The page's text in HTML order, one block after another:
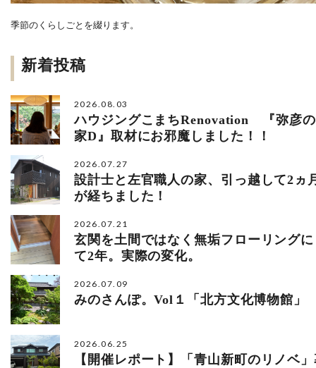
季節のくらしごとを綴ります。
新着投稿
2026.08.03
ハウジングこまちRenovation 『弥彦の
家D』取材にお邪魔しました！！
2026.07.27
設計士と左官職人の家、引っ越して2ヵ
が経ちました！
2026.07.21
玄関を土間ではなく無垢フローリング
て2年。実際の変化。
2026.07.09
みのさんぽ。Vol１「北方文化博物館」
2026.06.25
【開催レポート】「青山新町のリノベ